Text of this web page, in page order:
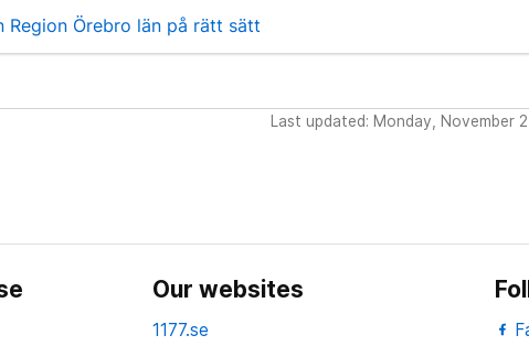
Örebro län på rätt sätt
Last updated: Monday, November
Our websites
1177.se